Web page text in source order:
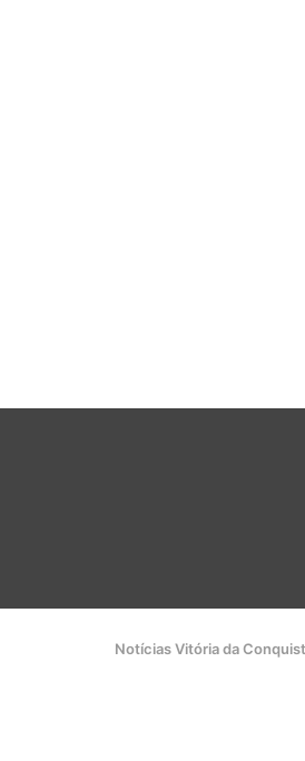
Notícias Vitória da